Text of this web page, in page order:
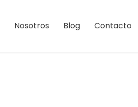
Nosotros Blog Contacto